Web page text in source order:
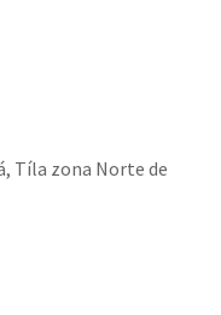
Tíla zona Norte de